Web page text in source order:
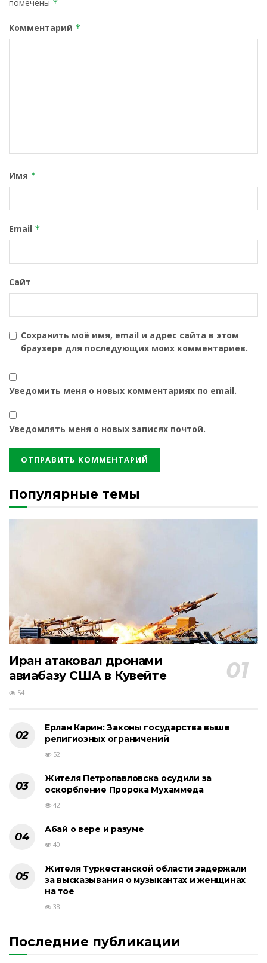
помечены *
Комментарий *
Имя *
Email *
Сайт
Сохранить моё имя, email и адрес сайта в этом
браузере для последующих моих комментариев.
Уведомить меня о новых комментариях по email.
Уведомлять меня о новых записях почтой.
Популярные темы
Иран атаковал дронами
авиабазу США в Кувейте
54
Ерлан Карин: Законы государства выше
религиозных ограничений
52
Жителя Петропавловска осудили за
оскорбление Пророка Мухаммеда
42
Абай о вере и разуме
40
Жителя Туркестанской области задержали
за высказывания о музыкантах и женщинах
на тое
38
Последние публикации